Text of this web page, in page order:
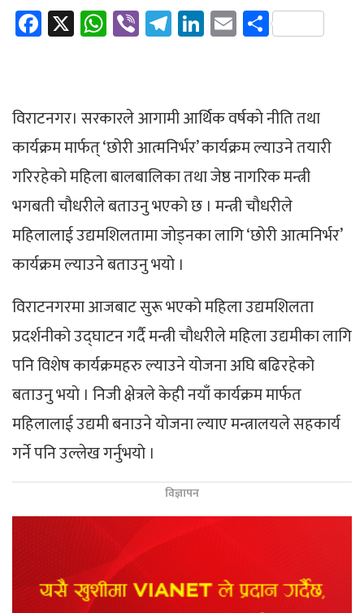
Facebook
X WhatsApp
ViberTelegram
LinkedIn
EmailShare
विराटनगर। सरकारले आगामी आर्थिक वर्षकाे नीति तथा
कार्यक्रम मार्फत् ‘छोरी आत्मनिर्भर’ कार्यक्रम ल्याउने तयारी
गरिरहेको महिला बालबालिका तथा जेष्ठ नागरिक मन्त्री
भगबती चौधरीले बताउनु भएकाे छ । मन्त्री चाैधरीले
महिलालाई उद्यमशिलतामा जाेड्नका लागि ‘छोरी आत्मनिर्भर’
कार्यक्रम ल्याउने बताउनु भयाे ।
विराटनगरमा आजबाट सुरू भएकाे महिला उद्यमशिलता
प्रदर्शनीकाे उद्घाटन गर्दै मन्त्री चाैधरीले महिला उद्यमीका लागि
पनि विशेष कार्यक्रमहरु ल्याउने योजना अघि बढिरहेको
बताउनु भयाे । निजी क्षेत्रले केही नयाँ कार्यक्रम मार्फत
महिलालाई उद्यमी बनाउने योजना ल्याए मन्त्रालयले सहकार्य
गर्ने पनि उल्लेख गर्नुभयाे ।
विज्ञापन